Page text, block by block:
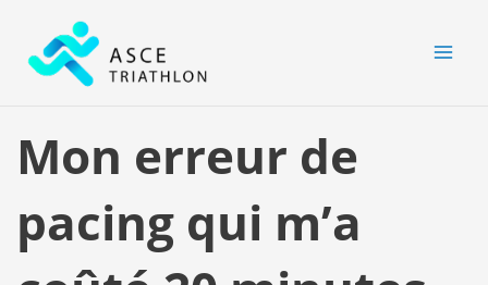
contenu
Mon erreur de
pacing qui m’a